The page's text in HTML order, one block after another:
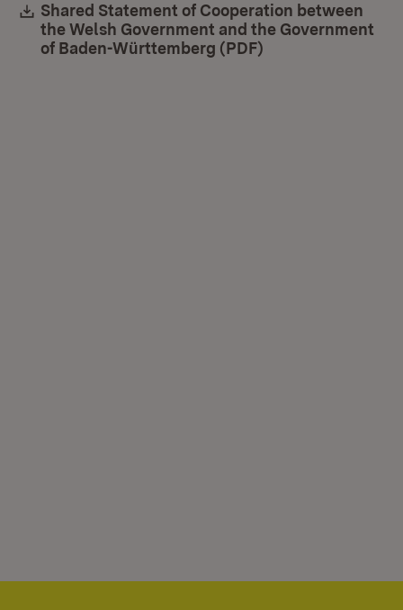
Download:
Shared Statement of Cooperation between
the Welsh Government and the Government
of Baden-Württemberg (PDF)